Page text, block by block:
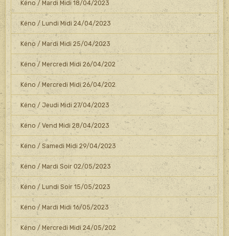
Kéno / Mardi Midi 18/04/2023
Kéno / Lundi Midi 24/04/2023
Kéno / Mardi Midi 25/04/2023
Kéno / Mercredi Midi 26/04/202
Kéno / Mercredi Midi 26/04/202
Kéno / Jeudi Midi 27/04/2023
Kéno / Vend Midi 28/04/2023
Kéno / Samedi Midi 29/04/2023
Kéno / Mardi Soir 02/05/2023
Kéno / Lundi Soir 15/05/2023
Kéno / Mardi Midi 16/05/2023
Kéno / Mercredi Midi 24/05/202